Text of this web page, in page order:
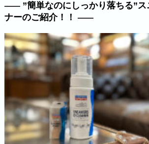
”簡単なのにしっかり落ちる”
ナーのご紹介！！